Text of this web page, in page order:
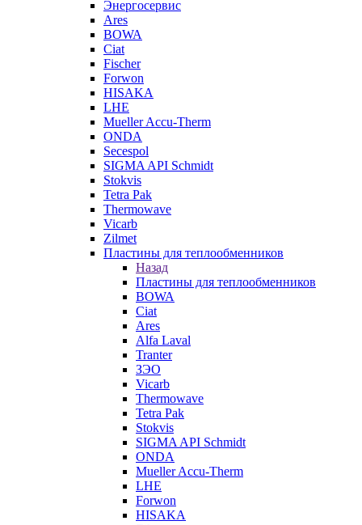
Энергосервис
Ares
BOWA
Ciat
Fischer
Forwon
HISAKA
LHE
Mueller Accu-Therm
ONDA
Secespol
SIGMA API Schmidt
Stokvis
Tetra Pak
Thermowave
Vicarb
Zilmet
Пластины для теплообменников
Назад
Пластины для теплообменников
BOWA
Ciat
Ares
Alfa Laval
Tranter
ЗЭО
Vicarb
Thermowave
Tetra Pak
Stokvis
SIGMA API Schmidt
ONDA
Mueller Accu-Therm
LHE
Forwon
HISAKA